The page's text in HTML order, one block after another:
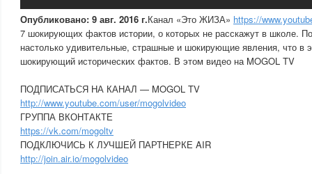
Опубликовано: 9 авг. 2016 г.Канал «Это ЖИЗА» https://
7 шокирующих фактов истории, о которых не расскажут в школе.
настолько удивительные, страшные и шокирующие явления, что в
шокирующий исторических фактов. В этом видео на MOGOL TV
ПОДПИСАТЬСЯ НА КАНАЛ — MOGOL TV
http://www.youtube.com/user/mogolvideo
ГРУППА ВКОНТАКТЕ
https://vk.com/mogoltv
ПОДКЛЮЧИСЬ К ЛУЧШЕЙ ПАРТНЕРКЕ AIR
http://join.air.io/mogolvideo